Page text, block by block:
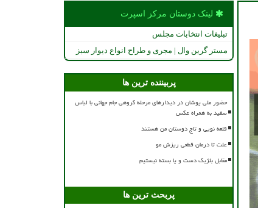
لینک دوستان مركز اسپرت
تبلیغات انتخابات مجلس
مستر گرین وال | مجری و طراح انواع دیوار سبز
پربیننده ترین ها
حضور ملی پوشان در دیدارهای مرحله گروهی جام جهانی با لباس
سفید به همراه عکس
قلعه نویی و تاج دوستان من هستند
علت تا درمان قطعی ریزش مو
مقابل بلژیک دست و پا بسته نیستیم
پربحث ترین ها